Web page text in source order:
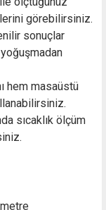
görebilirsiniz.
sonuçlar
hem masaüstü
sıcaklık ölçüm